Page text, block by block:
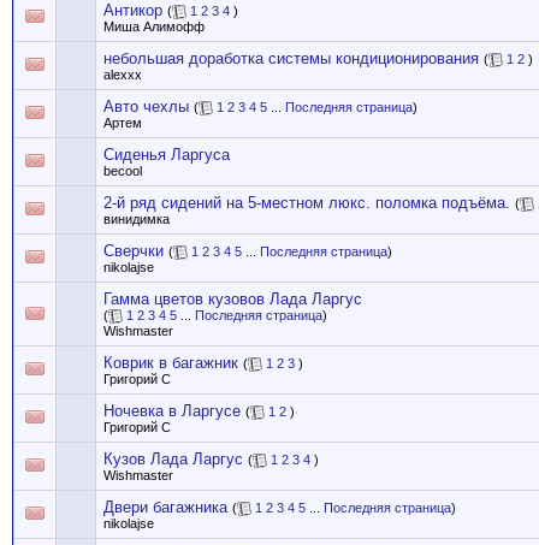
Антикор ( 1 2 3 4 )
Миша Алимофф
небольшая доработка системы кондиционирования ( 1 2 )
alexxx
Авто чехлы ( 1 2 3 4 5 Последняя страница)
Артем
Сиденья Ларгуса
becool
2-й ряд сидений на 5-местном люкс. поломка подъёма. (
винидимка
Сверчки ( 1 2 3 4 5 Последняя страница)
nikolajse
Гамма цветов кузовов Лада Ларгус
( 1 2 3 4 5 Последняя страница)
Wishmaster
Коврик в багажник ( 1 2 3 )
Григорий С
Ночевка в Ларгусе ( 1 2 )
Григорий С
Кузов Лада Ларгус ( 1 2 3 4 )
Wishmaster
Двери багажника ( 1 2 3 4 5 Последняя страница)
nikolajse